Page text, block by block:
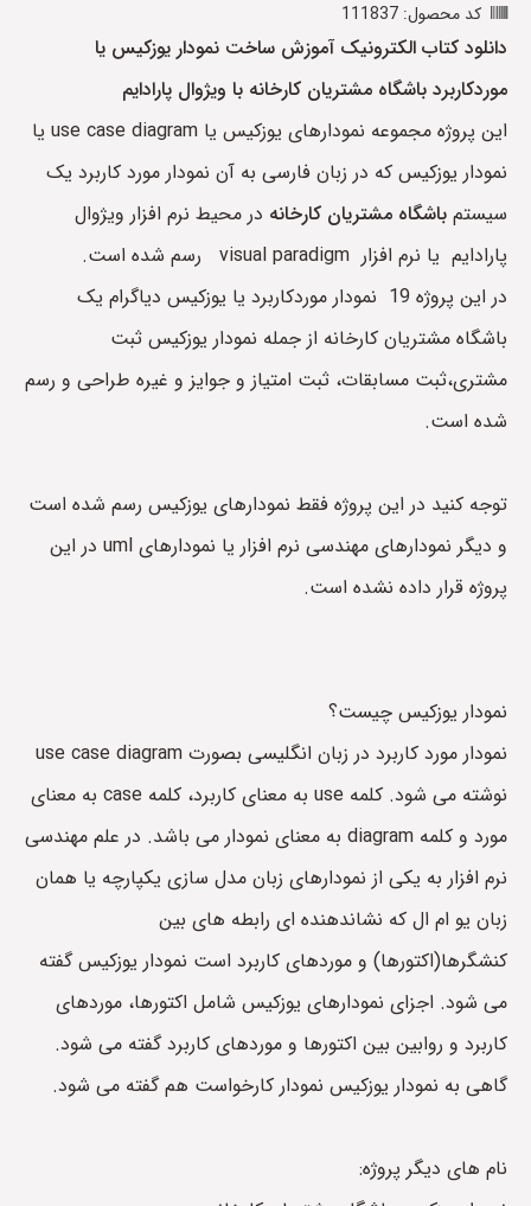
کد محصول: 111837
دانلود کتاب الکترونیک آموزش ساخت نمودار یوزکیس یا
موردکاربرد باشگاه مشتریان کارخانه با ویژوال پارادایم
این پروژه مجموعه نمودارهای یوزکیس یا use case diagram یا
نمودار یوزکیس که در زبان فارسی به آن نمودار مورد کاربرد یک
سیستم باشگاه مشتریان کارخانه در محیط نرم افزار ویژوال
پارادایم یا نرم افزار visual paradigm رسم شده است.
در این پروژه 19 نمودار موردکاربرد یا یوزکیس دیاگرام یک
باشگاه مشتریان کارخانه از جمله نمودار یوزکیس ثبت
مشتری،ثبت مسابقات، ثبت امتیاز و جوایز و غیره طراحی و رسم
شده است.
توجه کنید در این پروژه فقط نمودارهای یوزکیس رسم شده است
و دیگر نمودارهای مهندسی نرم افزار یا نمودارهای uml در این
پروژه قرار داده نشده است.
نمودار یوزکیس چیست؟
نوشته می شود. کلمه use به معنای کاربرد، کلمه case به معنای
مورد و کلمه diagram به معنای نمودار می باشد. در علم مهندسی
نرم افزار به یکی از نمودارهای زبان مدل سازی یکپارچه یا همان
زبان یو ام ال که نشاندهنده ای رابطه های بین
کنشگرها(اکتورها) و موردهای کاربرد است نمودار یوزکیس گفته
می شود. اجزای نمودارهای یوزکیس شامل اکتورها، موردهای
کاربرد و روابین بین اکتورها و موردهای کاربرد گفته می شود.
گاهی به نمودار یوزکیس نمودار کارخواست هم گفته می شود.
نام های دیگر پروژه: